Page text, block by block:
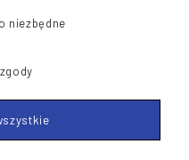
niezbędne